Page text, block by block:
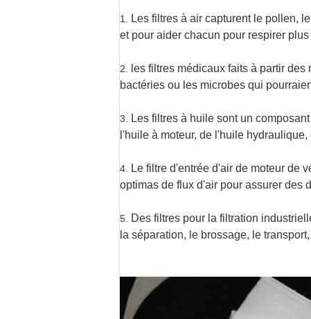
1.
Les filtres à air capturent le pollen,
et pour aider chacun pour respirer plus
2.
les filtres médicaux faits à partir
bactéries ou les microbes qui
3.
Les filtres à huile sont un
l'huile à moteur, de l'huile
4.
Le filtre d'entrée d'air de moteur de
optimas de flux d'air pour assurer des
5.
Des filtres pour la filtration
la séparation, le brossage, le